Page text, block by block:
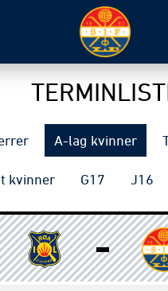
A-lag kvinner
kvinner G17 J16